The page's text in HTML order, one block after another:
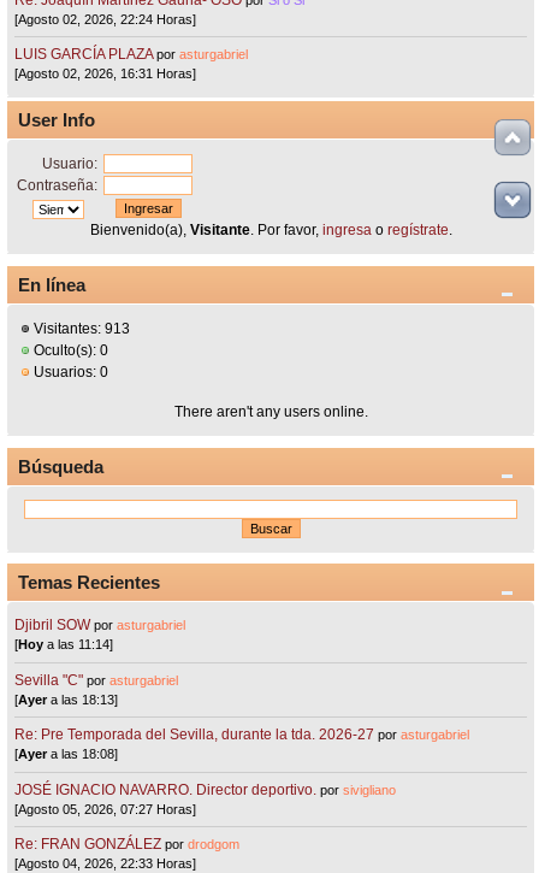
[Agosto 02, 2026, 22:24 Horas]
LUIS GARCÍA PLAZA porasturgabriel
[Agosto 02, 2026, 16:31 Horas]
User Info
Usuario:
Contraseña:
Bienvenido(a), Visitante. Por favor, ingresao regístrate.
En línea
Visitantes: 913
Oculto(s): 0
Usuarios: 0
There aren't any users online.
Búsqueda
Temas Recientes
Djibril SOW porasturgabriel
[Hoy a las 11:14]
Sevilla "C"porasturgabriel
[Ayera las 18:13]
Re: Pre Temporada del Sevilla, durante la tda. 2026-27 porasturgabriel
[Ayera las 18:08]
JOSÉ IGNACIO NAVARRO. Director deportivo. porsivigliano
[Agosto 05, 2026, 07:27 Horas]
Re: FRAN GONZÁLEZ pordrodgom
[Agosto 04, 2026, 22:33 Horas]